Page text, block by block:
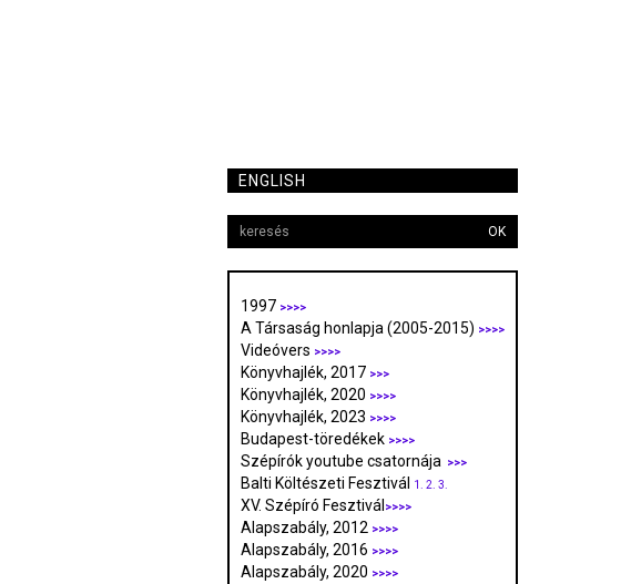
ENGLISH
OK
1997 >>>>
A Társaság honlapja (2005-2015) >>>>
Videóvers >>>>
Könyvhajlék, 2017 >>>
Könyvhajlék, 2020 >>>>
Könyvhajlék, 2023 >>>>
Budapest-töredékek >>>>
Szépírók youtube csatornája >>>
Balti Költészeti Fesztivál 1. 2. 3.
XV. Szépíró Fesztivál >>>>
Alapszabály, 2012 >>>>
Alapszabály, 2016 >>>>
Alapszabály, 2020 >>>>